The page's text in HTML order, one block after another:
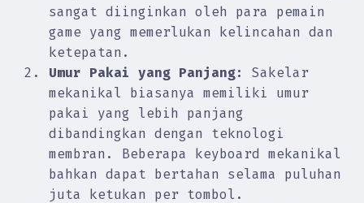
sangat diinginkan oleh para pemain
game yang memerlukan kelincahan dan
ketepatan.
Umur Pakai yang Panjang:
Sakelar
mekanikal biasanya memiliki umur
pakai yang lebih panjang
dibandingkan dengan teknologi
membran. Beberapa keyboard mekanikal
bahkan dapat bertahan selama puluhan
juta ketukan per tombol.